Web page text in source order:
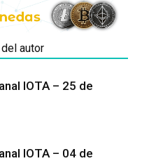
autor
IOTA – 25 de
IOTA – 04 de